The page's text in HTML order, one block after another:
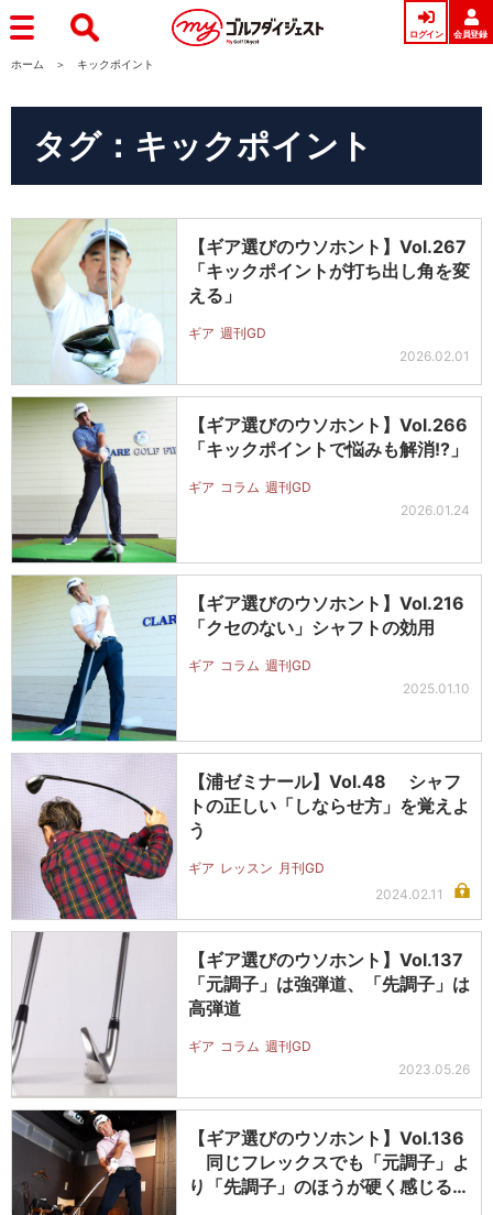
ログイン 会員登録
ホーム キックポイント
タグ：キックポイント
【ギア選びのウソホント】Vol.267
「キックポイントが打ち出し角を変
える」
ギア 週刊GD
2026.02.01
【ギア選びのウソホント】Vol.266
「キックポイントで悩みも解消!?」
ギア コラム 週刊GD
2026.01.24
【ギア選びのウソホント】Vol.216
「クセのない」シャフトの効用
ギア コラム 週刊GD
2025.01.10
【浦ゼミナール】Vol.48 シャフ
トの正しい「しならせ方」を覚えよ
う
ギア レッスン 月刊GD
2024.02.11
【ギア選びのウソホント】Vol.137
「元調子」は強弾道、「先調子」は
高弾道
ギア コラム 週刊GD
2023.05.26
【ギア選びのウソホント】Vol.136
同じフレックスでも「元調子」よ
り「先調子」のほうが硬く感じる…